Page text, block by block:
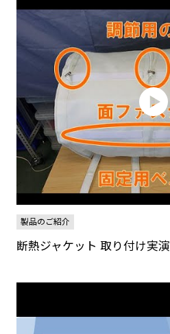
製品のご紹介
断熱ジャケット 取り付け実演